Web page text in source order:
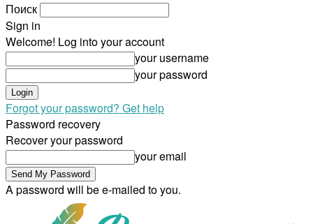
Поиск
Sign in
Welcome! Log into your account
your username
your password
Forgot your password? Get help
Password recovery
Recover your password
your email
A password will be e-mailed to you.